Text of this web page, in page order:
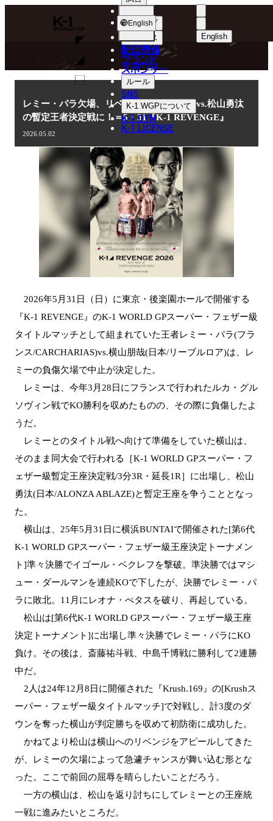
K-
WGP
English
한국어
中文（繁體
ショップ
ニュース
配信情報
ブランド
スポンサー
ルール
SNS
K-1 WGPについて
K-1 GYM
K-1 LICENSE
English
NEWS
ニュース
レミー・パラ欠場、リベンジ戦は横山朋哉vs.松山勇汰
の暫定王者決定戦に！＝5・31『K-1 REVENGE』
2026.05.02
2026年5月31日（日）に東京・後楽園ホールで開催する
『K-1 REVENGE』のK-1 WORLD GPスーパー・フェザー級
タイトルマッチとして組まれていた王者レミー・パラ(フラ
ンス/CARCHARIAS)vs.横山朋哉(日本/リーブルロア)は、レ
ミーの負傷欠場で中止が決定した。
レミーは、今年3月28日にフランスで行われたルカ・グル
ソヴィン戦でKO勝利を収めたものの、その際に負傷したよ
うだ。
レミーとのタイトル戦へ向けて準備をしていた横山は、
そのまま同大会で行われる［K-1 WORLD GPスーパー・フ
ェザー級暫定王座決定戦/3分3R・延長1R］に出場し、松山
勇汰(日本/ALONZA ABLAZE)と暫定王座を争うこととなっ
た。
横山は、25年5月31日に横浜BUNTAIで開催された[第6代
K-1 WORLD GPスーパー・フェザー級王座決定トーナメン
ト]準々決勝でイゴール・ベクレフを撃破。準決勝ではマシ
ュー・ダールマンを連続KOで下したが、決勝でレミー・パ
ラに敗北。11月にレオナ・ぺタスを破り、再起している。
松山は[第6代K-1 WORLD GPスーパー・フェザー級王座
決定トーナメント]に出場し準々決勝でレミー・パラにKO
負け。その後は、斎藤祐斗戦、中島千博戦に勝利して2連勝
中だ。
2人は24年12月8日に開催された『Krush.169』の[Krushス
ーパー・フェザー級タイトルマッチ]で対戦し、計3度のダ
ウンを奪った横山が判定勝ちを収めて初防衛に成功した。
かねてより松山は横山へのリベンジをアピールしてきた
が、レミーの欠場によって急遽チャンスが舞い込む形とな
った。ここで前回の屈辱を晴らしたいことだろう。
一方の横山は、松山を返り討ちにしてレミーとの王座統
一戦に進みたいところだ。